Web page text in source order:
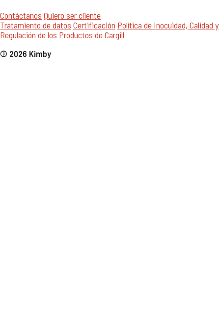
Contáctanos Quiero ser cliente
Tratamiento de datos Certificación Política de Inocuidad, Calidad y
Regulación de los Productos de Cargill
© 2026 Kimby